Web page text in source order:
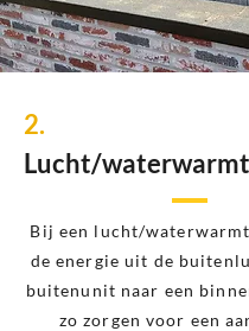
2.
Lucht/
Bij een lucht/
de energie uit de
buitenunit naar een
zo zorgen voor een